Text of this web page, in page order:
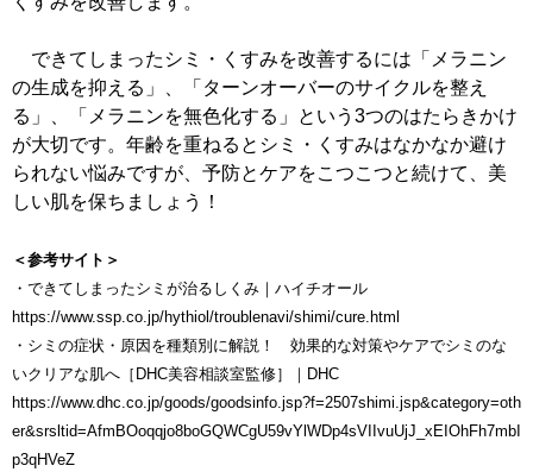
できてしまったシミ・くすみを改善するには「メラニン
の生成を抑える」、「ターンオーバーのサイクルを整え
る」、「メラニンを無色化する」という3つのはたらきかけ
が大切です。年齢を重ねるとシミ・くすみはなかなか避け
られない悩みですが、予防とケアをこつこつと続けて、美
しい肌を保ちましょう！
＜参考サイト＞
・できてしまったシミが治るしくみ｜ハイチオール
https://www.ssp.co.jp/hythiol/troublenavi/shimi/cure.html
・シミの症状・原因を種類別に解説！ 効果的な対策やケアでシミのな
いクリアな肌へ［DHC美容相談室監修］｜DHC
https://www.dhc.co.jp/goods/goodsinfo.jsp?f=2507shimi.jsp&category=oth
er&srsltid=AfmBOoqqjo8boGQWCgU59vYlWDp4sVIIvuUjJ_xEIOhFh7mbI
p3qHVeZ